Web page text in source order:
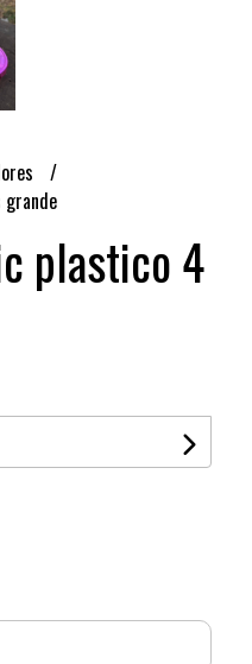
plastico 4